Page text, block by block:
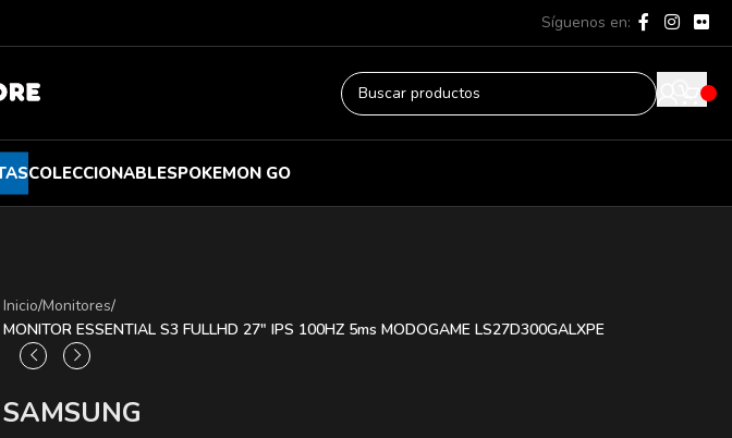
Síguenos en:
COLECCIONABLESPOKEMON GO
Inicio/Monitores/
MONITOR ESSENTIAL S3 FULLHD 27″ IPS 100HZ 5ms MODOGAME LS27D300GALXPE
SAMSUNG